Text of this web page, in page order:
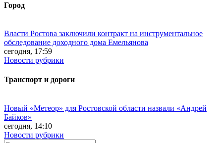
Город
Власти Ростова заключили контракт на инструментальное
обследование доходного дома Емельянова
сегодня, 17:59
Новости рубрики
Транспорт и дороги
Новый «Метеор» для Ростовской области назвали «Андрей
Байков»
сегодня, 14:10
Новости рубрики